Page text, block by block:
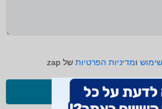
ומדיניות הפרטיות של zap
שליחה